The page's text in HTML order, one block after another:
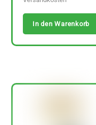
In den Warenkorb